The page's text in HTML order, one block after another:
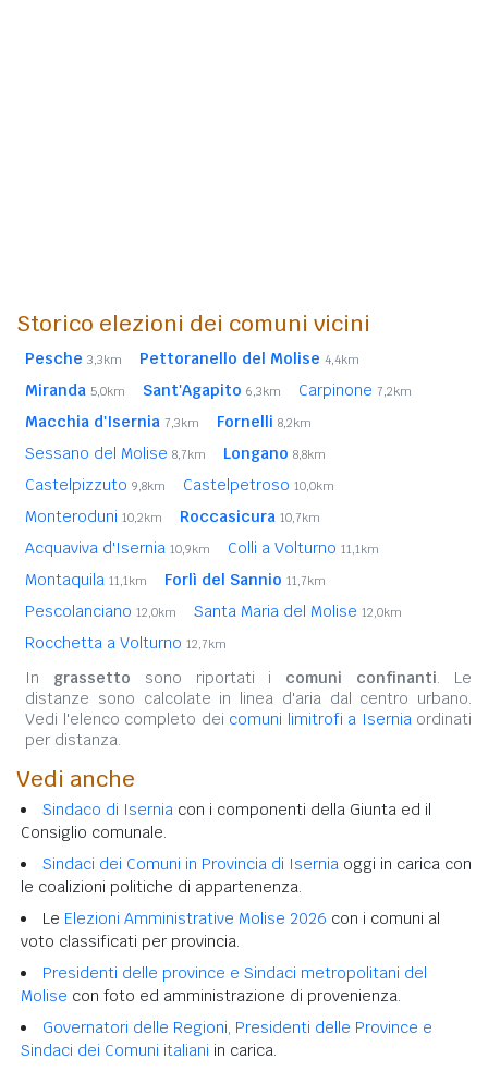
Storico elezioni dei comuni vicini
Pesche 3,3km Pettoranello del Molise 4,4km
Miranda 5,0km Sant'Agapito 6,3km Carpinone 7,2km
Macchia d'Isernia 7,3km Fornelli 8,2km
Sessano del Molise 8,7km Longano 8,8km
Castelpizzuto 9,8km Castelpetroso 10,0km
Monteroduni 10,2km Roccasicura 10,7km
Acquaviva d'Isernia 10,9km Colli a Volturno 11,1km
Montaquila 11,1km Forlì del Sannio 11,7km
Pescolanciano 12,0km Santa Maria del Molise 12,0km
Rocchetta a Volturno 12,7km
In grassetto sono riportati i comuni confinanti. Le
distanze sono calcolate in linea d'aria dal centro urbano.
Vedi l'elenco completo dei comuni limitrofi a Iserniaordinati
per distanza.
Vedi anche
Sindaco di Isernia con i componenti della Giunta ed il
Consiglio comunale.
Sindaci dei Comuni in Provincia di Isernia oggi in carica con
le coalizioni politiche di appartenenza.
Le Elezioni Amministrative Molise 2026 con i comuni al
voto classificati per provincia.
Presidenti delle province e Sindaci metropolitani del
Molise con foto ed amministrazione di provenienza.
Governatori delle Regioni, Presidenti delle Province e
Sindaci dei Comuni italiani in carica.